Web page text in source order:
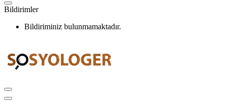
Bildirimler
Bildiriminiz bulunmamaktadır.